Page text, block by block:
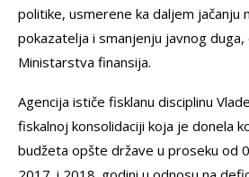
politike, usmerene ka daljem jačanju
pokazatelja i smanjenju javnog
Ministarstva finansija.
Agencija ističe fisklanu disciplinu
fiskalnoj konsolidaciji koja je donela
budžeta opšte države u proseku od